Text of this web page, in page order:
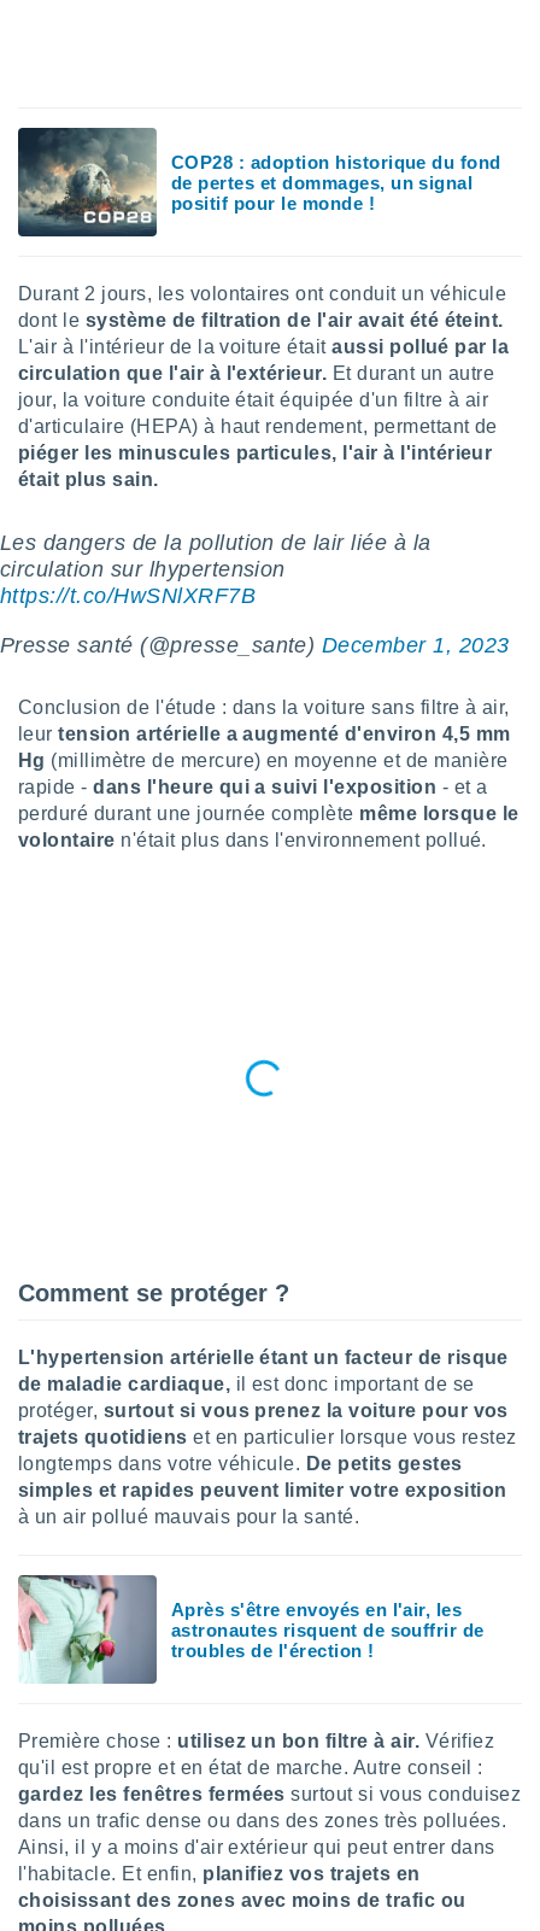
la
sur le
ou
vous
non
des
notre
le
en
le
sur
«
» ou
de
web.
nos
COP28 : adoption historique du fond
de pertes et dommages, un signal
positif pour le monde !
Durant 2 jours, les volontaires ont conduit un véhicule
dont le système de filtration de l'air avait été éteint.
L'air à l'intérieur de la voiture étaitaussi pollué par la
circulation que l'air à l'extérieur. Et durant un autre
jour, la voiture conduite était équipée d'un filtre à air
d'articulaire (HEPA) à haut rendement, permettant de
piéger les minuscules particules, l'air à l'intérieur
était plus sain.
Les dangers de la pollution de lair liée à la
circulation sur lhypertension
https://t.co/HwSNlXRF7B
Presse santé (@presse_sante) December 1, 2023
Conclusion de l'étude : dans la voiture sans filtre à air,
leurtension artérielle a augmenté d'environ 4,5 mm
Hg (millimètre de mercure) en moyenne et de manière
rapide -dans l'heure qui a suivi l'exposition - et a
perduré durant une journée complète même lorsque le
volontaire n'était plus dans l'environnement pollué.
Comment se protéger ?
L'hypertension artérielle étant un facteur de risque
de maladie cardiaque, il est donc important de se
protéger, surtout si vous prenez la voiture pour vos
trajets quotidiens et en particulier lorsque vous restez
longtemps dans votre véhicule. De petits gestes
simples et rapides peuvent limiter votre exposition
à un air pollué mauvais pour la santé.
Après s'être envoyés en l'air, les
astronautes risquent de souffrir de
troubles de l'érection !
Première chose : utilisez un bon filtre à air. Vérifiez
qu'il est propre et en état de marche. Autre conseil :
gardez les fenêtres ferméessurtout si vous conduisez
dans un trafic dense ou dans des zones très polluées.
Ainsi, il y a moins d'air extérieur qui peut entrer dans
l'habitacle. Et enfin, planifiez vos trajets en
choisissant des zones avec moins de trafic ou
moins polluées.